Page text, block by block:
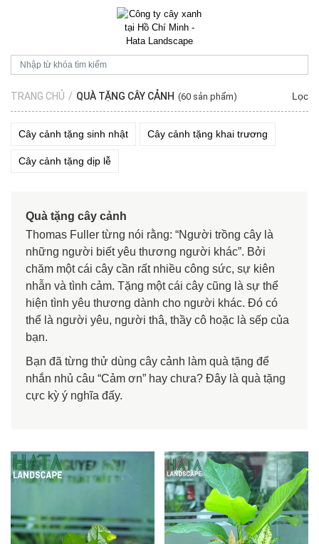
TRANG CHỦ / QUÀ TẶNG CÂY CẢNH (60 sản phẩm) Lọc
Cây cảnh tặng sinh nhật Cây cảnh tặng khai trương
Cây cảnh tặng dịp lễ
Quà tặng cây cảnh
Thomas Fuller từng nói rằng: “Người trồng cây là
những người biết yêu thương người khác”. Bởi
chăm một cái cây cần rất nhiều công sức, sự kiên
nhẫn và tình cảm. Tặng một cái cây cũng là sự thể
hiện tình yêu thương dành cho người khác. Đó có
thể là người yêu, người thâ, thầy cô hoặc là sếp của
bạn.
Bạn đã từng thử dùng cây cảnh làm quà tặng để
nhắn nhủ câu “Cảm ơn” hay chưa? Đây là quà tặng
cực kỳ ý nghĩa đấy.